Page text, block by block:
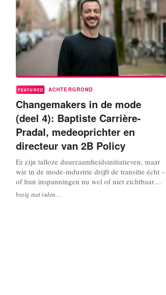
FEATURED ACHTERGROND
Changemakers in de mode
(deel 4): Baptiste Carrière-
Pradal, medeoprichter en
directeur van 2B Policy
Er zijn talloze duurzaamheidsinitiatieven, maar
wie in de mode-industrie drijft de transitie écht –
of hun inspanningen nu wel of niet zichtbaar
zijn voor het grote publiek? We interviewen
changemakers, consultants,
bezig met laden...